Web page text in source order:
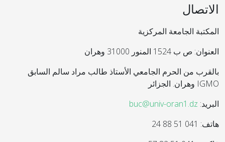
الاتصال
المكتبة الجامعة المركزية
العنوان: ص ب 1524 المنور 31000 وهران
بالقرب من الحرم الجامعي الأستاذ طالب مراد سالم السابق
IGMO وهران. الجزائر
البريد: buc@univ-oran1.dz
هاتف: 041 51 88 24